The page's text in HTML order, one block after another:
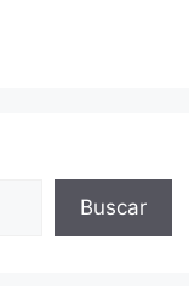
Buscar